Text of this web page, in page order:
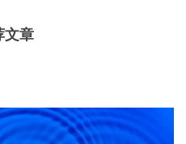
文章